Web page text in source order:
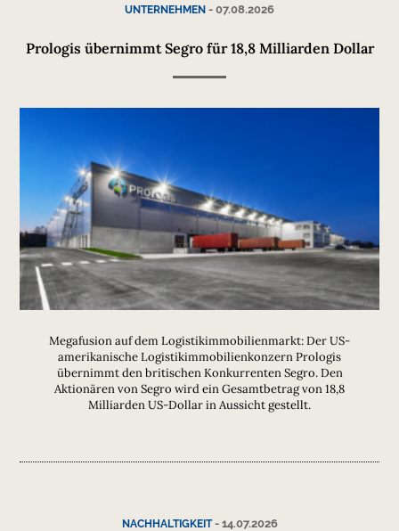
UNTERNEHMEN - 07.08.2026
Prologis übernimmt Segro für 18,8 Milliarden Dollar
Megafusion auf dem Logistikimmobilienmarkt: Der US-
amerikanische Logistikimmobilienkonzern Prologis
übernimmt den britischen Konkurrenten Segro. Den
Aktionären von Segro wird ein Gesamtbetrag von 18,8
Milliarden US-Dollar in Aussicht gestellt.
NACHHALTIGKEIT- 14.07.2026